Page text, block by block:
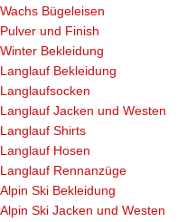
Wachs Bügeleisen
Pulver und Finish
Winter Bekleidung
Langlauf Bekleidung
Langlaufsocken
Langlauf Jacken und Westen
Langlauf Shirts
Langlauf Hosen
Langlauf Rennanzüge
Alpin Ski Bekleidung
Alpin Ski Jacken und Westen